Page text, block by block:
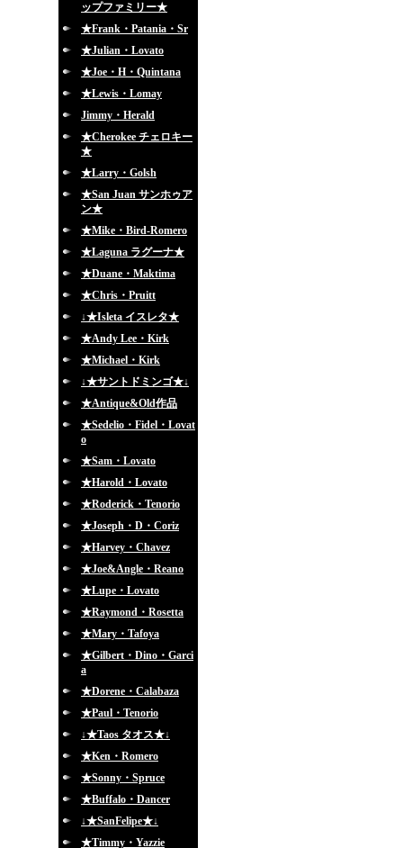
ップファミリー★
★Frank・Patania・Sr
★Julian・Lovato
★Joe・H・Quintana
★Lewis・Lomay
Jimmy・Herald
★Cherokee チェロキー
★
★Larry・Golsh
★San Juan サンホゥア
ン★
★Mike・Bird-Romero
★Laguna ラグーナ★
★Duane・Maktima
★Chris・Pruitt
↓★Isleta イスレタ★
★Andy Lee・Kirk
★Michael・Kirk
↓★サントドミンゴ★↓
★Antique&Old作品
★Sedelio・Fidel・Lovat
o
★Sam・Lovato
★Harold・Lovato
★Roderick・Tenorio
★Joseph・D・Coriz
★Harvey・Chavez
★Joe&Angle・Reano
★Lupe・Lovato
★Raymond・Rosetta
★Mary・Tafoya
★Gilbert・Dino・Garci
a
★Dorene・Calabaza
★Paul・Tenorio
↓★Taos タオス★↓
★Ken・Romero
★Sonny・Spruce
★Buffalo・Dancer
↓★SanFelipe★↓
★Timmy・Yazzie